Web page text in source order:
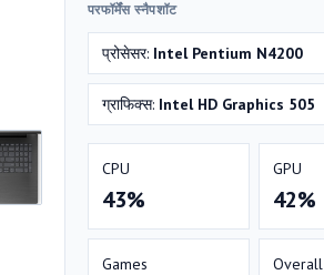
परफॉर्मेंस स्नैपशॉट
प्रोसेसर: Intel Pentium N4200
ग्राफिक्स: Intel HD Graphics 505
CPU
43%
GPU
42%
Games Overall